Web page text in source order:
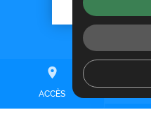
place
ACCÈS